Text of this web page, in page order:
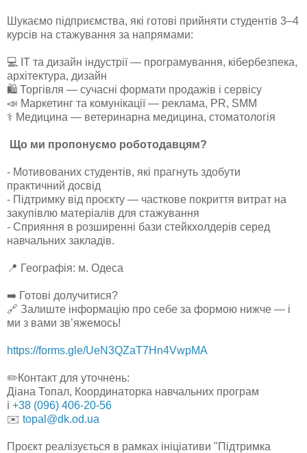
Шукаємо підприємства, які готові прийняти студентів 3–4
курсів на стажування за напрямами:
💻 IT та дизайн індустрії — програмування, кібербезпека,
архітектура, дизайн
🛍 Торгівля — сучасні формати продажів і сервісу
📣 Маркетинг та комунікації — реклама, PR, SMM
⚕️ Медицина — ветеринарна медицина, стоматологія
Що ми пропонуємо роботодавцям?
- Мотивованих студентів, які прагнуть здобути
практичний досвід
- Підтримку від проєкту — часткове покриття витрат на
закупівлю матеріалів для стажування
- Сприяння в розширенні бази стейкхолдерів серед
навчальних закладів.
📍 Географія: м. Одеса
➡️ Готові долучитися?
🔗 Залиште інформацію про себе за формою нижче — і
ми з вами зв’яжемось!
https://forms.gle/UeN3QZaT7Hn4VwpMA
✏️Контакт для уточнень:
Діана Топал, Координаторка навчальних програм
ℹ️ +38 (096) 406-20-56
✉️ topal@dk.od.ua
Проєкт реалізується в рамках ініціативи "Підтримка